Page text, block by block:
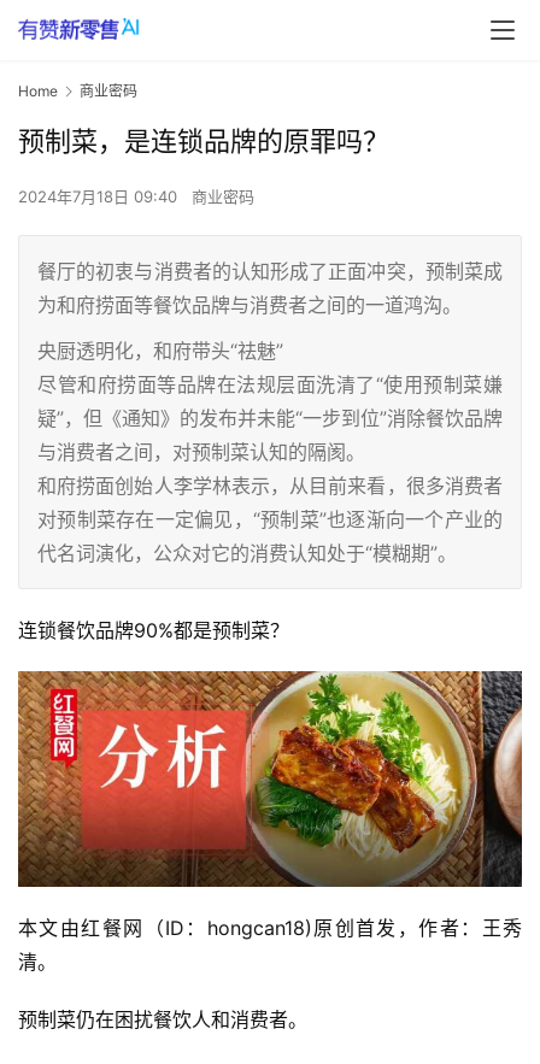
Home 商业密码
预制菜，是连锁品牌的原罪吗？
2024年7月18日 09:40 商业密码
餐厅的初衷与消费者的认知形成了正面冲突，预制菜成
为和府捞面等餐饮品牌与消费者之间的一道鸿沟。
央厨透明化，和府带头“祛魅”
尽管和府捞面等品牌在法规层面洗清了“使用预制菜嫌
疑”，但《通知》的发布并未能“一步到位”消除餐饮品牌
与消费者之间，对预制菜认知的隔阂。
和府捞面创始人李学林表示，从目前来看，很多消费者
对预制菜存在一定偏见，“预制菜”也逐渐向一个产业的
代名词演化，公众对它的消费认知处于“模糊期”。
连锁餐饮品牌90%都是预制菜？
本文由红餐网（ID：hongcan18)原创首发，作者：王秀
清。
预制菜仍在困扰餐饮人和消费者。